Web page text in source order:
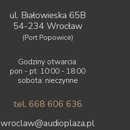
ul. Białowieska 65B
54-234 Wrocław
(Port Popowice)
Godziny otwarcia:
pon - pt: 10:00 - 18:00
sobota: nieczynne
tel. 668 606 636
wroclaw@audioplaza.pl